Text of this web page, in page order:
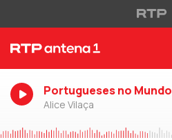
Portugueses no Mundo
Alice Vilaça